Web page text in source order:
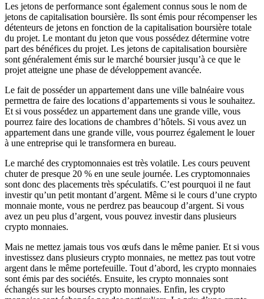
Les jetons de performance sont également connus sous le nom de
jetons de capitalisation boursière. Ils sont émis pour récompenser les
détenteurs de jetons en fonction de la capitalisation boursière totale
du projet. Le montant du jeton que vous possédez détermine votre
part des bénéfices du projet. Les jetons de capitalisation boursière
sont généralement émis sur le marché boursier jusqu’à ce que le
projet atteigne une phase de développement avancée.
Le fait de posséder un appartement dans une ville balnéaire vous
permettra de faire des locations d’appartements si vous le souhaitez.
Et si vous possédez un appartement dans une grande ville, vous
pourrez faire des locations de chambres d’hôtels. Si vous avez un
appartement dans une grande ville, vous pourrez également le louer
à une entreprise qui le transformera en bureau.
Le marché des cryptomonnaies est très volatile. Les cours peuvent
chuter de presque 20 % en une seule journée. Les cryptomonnaies
sont donc des placements très spéculatifs. C’est pourquoi il ne faut
investir qu’un petit montant d’argent. Même si le cours d’une crypto
monnaie monte, vous ne perdrez pas beaucoup d’argent. Si vous
avez un peu plus d’argent, vous pouvez investir dans plusieurs
crypto monnaies.
Mais ne mettez jamais tous vos œufs dans le même panier. Et si vous
investissez dans plusieurs crypto monnaies, ne mettez pas tout votre
argent dans le même portefeuille. Tout d’abord, les crypto monnaies
sont émis par des sociétés. Ensuite, les crypto monnaies sont
échangés sur les bourses crypto monnaies. Enfin, les crypto